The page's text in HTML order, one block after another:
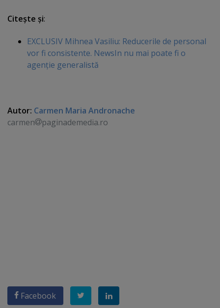
Citeşte şi:
EXCLUSIV Mihnea Vasiliu: Reducerile de personal
vor fi consistente. NewsIn nu mai poate fi o
agenţie generalistă
Autor: Carmen Maria Andronache
carmen
paginademedia.ro
Facebook